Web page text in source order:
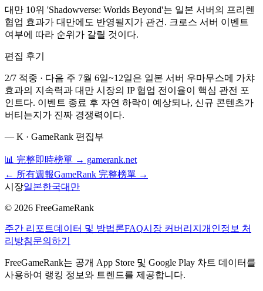
대만 10위 'Shadowverse: Worlds Beyond'는 일본 서버의 프리렌
협업 효과가 대만에도 반영될지가 관건. 크로스 서버 이벤트
여부에 따라 순위가 갈릴 것이다.
편집 후기
2/7 적중 · 다음 주 7월 6일~12일은 일본 서버 우마무스메 가챠
효과의 지속력과 대만 시장의 IP 협업 전이율이 핵심 관전 포
인트다. 이벤트 종료 후 자연 하락이 예상되나, 신규 콘텐츠가
버티는지가 진짜 경쟁력이다.
— K · GameRank 편집부
📊 完整即時榜單 → gamerank.net
← 所有週報GameRank 完整榜單 →
시장일본한국대만
© 2026 FreeGameRank
주간 리포트데이터 및 방법론FAQ시장 커버리지 개인정보 처
리방침문의하기
FreeGameRank는 공개 App Store 및 Google Play 차트 데이터를
사용하여 랭킹 정보와 트렌드를 제공합니다.